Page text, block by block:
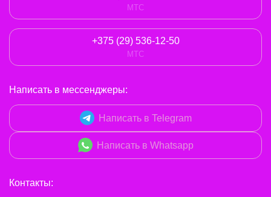
МТС
+375 (29) 536-12-50
МТС
Написать в мессенджеры:
Написать в Telegram
Написать в Whatsapp
Контакты: